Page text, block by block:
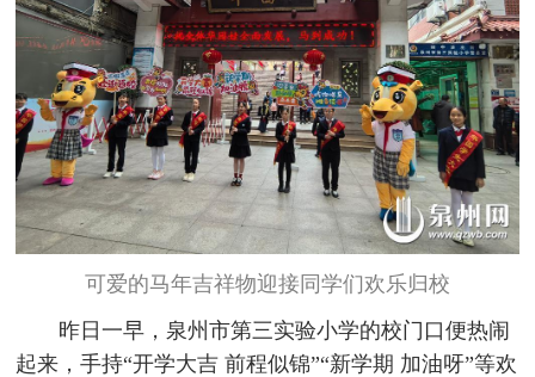
可爱的马年吉祥物迎接同学们欢乐归校
昨日一早，泉州市第三实验小学的校门口便热闹
起来，手持“开学大吉 前程似锦”“新学期 加油呀”等欢